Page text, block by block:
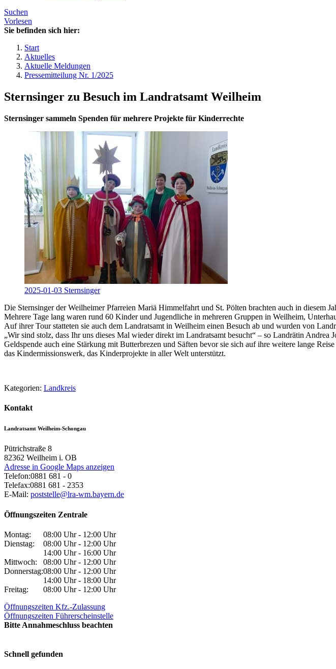
Suchen
Vorlesen
Sie befinden sich hier:
Start
Aktuelles
Aktuelle Meldungen
Pressemitteilung Nr. 1/2025
Sternsinger zu Besuch im Landratsamt Weilheim
Sternsinger sammeln Spenden für mehrere Projekte für Kinderrechte
2025-01-03 Sternsinger
Die Sternsinger der Weilheimer Pfarreien Mariä Himmelfahrt und St. Pölten brachten auch in diesem
Mehrere Tage lang waren rund 60 Kinder und Jugendliche in mehreren Gruppen in Weilheim,
Auf ihrer Tour statteten sie auch dem Landratsamt in Weilheim einen Besuch ab und wurden von
„Wir sind stolz, dass Ihr uns dieses Mal wieder direkt im Landratsamt besucht“ – so Landrätin
Geldspende auch eine Stärkung mit Butterbrezen und Säften bevor sie sich auf ihre weitere lange
das Kindermissionswerk, das Kinderprojekte in aller Welt unterstützt.
Kategorien: Landkreis
Kontakt
Landratsamt Weilheim-Schongau
Pütrichstraße 8
82362 Weilheim i. OB
Adresse in Google Maps anzeigen
Telefon:0881 681 - 0
Telefax:0881 681 - 2353
E-Mail: poststelle@lra-wm.bayern.de
Öffnungszeiten Zentrale
Montag:
08:00 Uhr - 12:00 Uhr
Dienstag:
08:00 Uhr - 12:00 Uhr
14:00 Uhr - 16:00 Uhr
Mittwoch:
08:00 Uhr - 12:00 Uhr
Donnerstag:08:00 Uhr - 12:00 Uhr
14:00 Uhr - 18:00 Uhr
Freitag:
08:00 Uhr - 12:00 Uhr
Öffnungszeiten Kfz.-Zulassung
Öffnungszeiten Führerscheinstelle
Bitte Annahmeschluss beachten
Schnell gefunden